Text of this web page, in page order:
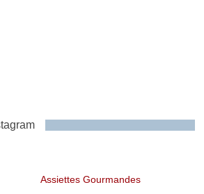
Assiettes Gourmandes